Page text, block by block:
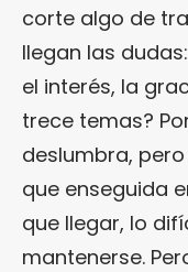
corte algo de
llegan las
el interés, la
trece temas?
deslumbra,
que enseguida
que llegar, lo
mantenerse.